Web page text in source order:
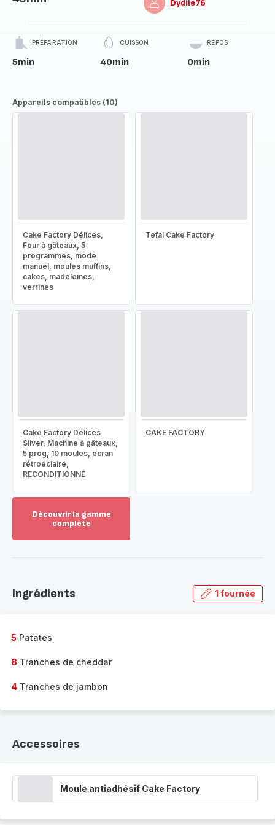
Dydiie76
PRÉPARATION
5min
CUISSON
40min
REPOS
0min
Appareils compatibles (10)
Cake Factory Délices,
Four à gâteaux, 5
programmes, mode
manuel, moules muffins,
cakes, madeleines,
verrines
Tefal Cake Factory
Cake Factory Délices
Silver, Machine à gâteaux,
5 prog, 10 moules, écran
rétroéclairé,
RECONDITIONNÉ
CAKE FACTORY
Découvrir la gamme
complète
gamme
Ingrédients 1 fournée
5 Patates
8 Tranches de cheddar
4 Tranches de jambon
Accessoires
Moule antiadhésif Cake Factory